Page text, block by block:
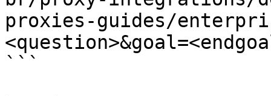
proxies-guides/
```